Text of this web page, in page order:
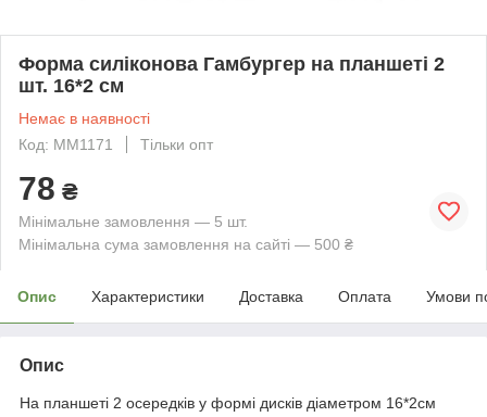
Форма силіконова Гамбургер на планшеті 2
шт. 16*2 см
Немає в наявності
Код: ММ1171
Тільки опт
78 ₴
Мінімальне замовлення — 5 шт.
Мінімальна сума замовлення на сайті — 500 ₴
Опис Характеристики Доставка Оплата Умови
Опис
На планшеті 2 осередків у формі дисків діаметром 16*2см